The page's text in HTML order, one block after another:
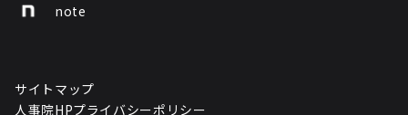
note
サイトマップ
人事院HPプライバシーポリシー